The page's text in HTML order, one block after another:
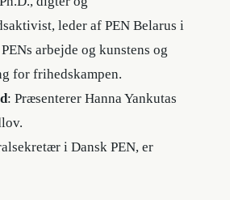
leder af PEN Belarus i
arbejde og kunstens og
for frihedskampen.
: Præsenterer Hanna Yankutas
i Dansk PEN, er